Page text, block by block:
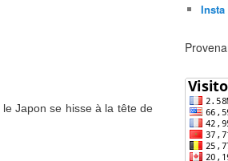
Japon se hisse à la tête de